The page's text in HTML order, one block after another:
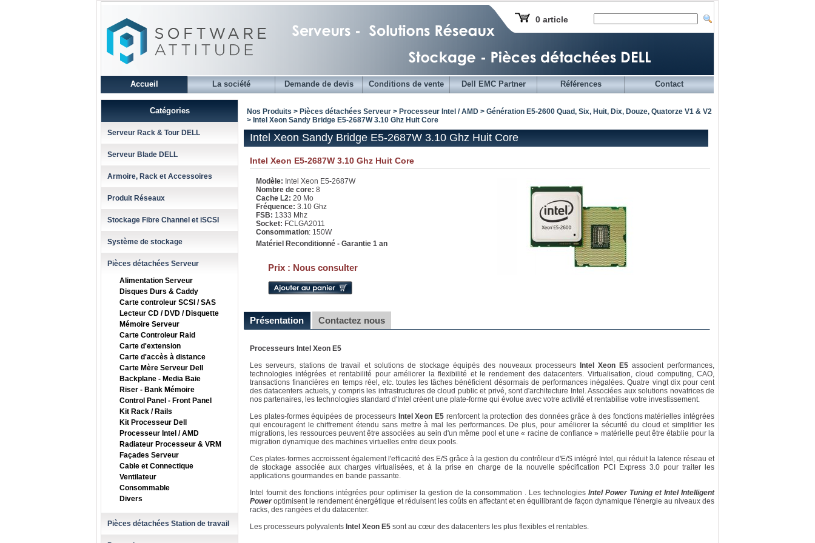
0 article
Accueil La société Demande de devis Conditions de vente Dell EMC Partner Références Contact
Catégories
Serveur Rack & Tour DELL
Serveur Blade DELL
Armoire, Rack et Accessoires
Produit Réseaux
Stockage Fibre Channel et iSCSI
Système de stockage
Pièces détachées Serveur
Alimentation Serveur
Disques Durs & Caddy
Carte controleur SCSI / SAS
Lecteur CD / DVD / Disquette
Mémoire Serveur
Carte Controleur Raid
Carte d'extension
Carte d'accès à distance
Carte Mère Serveur Dell
Backplane - Media Baie
Riser - Bank Mémoire
Control Panel - Front Panel
Kit Rack / Rails
Kit Processeur Dell
Processeur Intel / AMD
Radiateur Processeur & VRM
Façades Serveur
Cable et Connectique
Ventilateur
Consommable
Divers
Pièces détachées Station de travail
Nos Produits > Pièces détachées Serveur > Processeur Intel / AMD > Génération E5-2600 Quad, Six, Huit, Dix, Douze, Quatorze V1 & V2
> Intel Xeon Sandy Bridge E5-2687W 3.10 Ghz Huit Core
Intel Xeon Sandy Bridge E5-2687W 3.10 Ghz Huit Core
Intel Xeon E5-2687W 3.10 Ghz Huit Core
Modèle: Intel Xeon E5-2687W
Nombre de core: 8
Cache L2: 20 Mo
Fréquence: 3.10 Ghz
FSB: 1333 Mhz
Socket: FCLGA2011
Consommation: 150W
Matériel Reconditionné - Garantie 1 an
Prix : Nous consulter
Présentation Contactez nous
Processeurs Intel Xeon E5
Les serveurs, stations de travail et solutions de stockage équipés des nouveaux processeurs
Intel Xeon E5 associent performances,
technologies intégrées et rentabilité pour améliorer la flexibilité et le rendement des datacenters. Virtualisation, cloud computing, CAO,
transactions financières en temps réel, etc. toutes les tâches bénéficient désormais de performances inégalées. Quatre vingt dix pour cent
des datacenters actuels, y compris les infrastructures de cloud public et privé, sont d'architecture Intel. Associées aux solutions novatrices de
nos partenaires, les technologies standard d'Intel créent une plate-forme qui évolue avec votre activité et rentabilise votre investissement.
Les plates-formes équipées de processeursIntel Xeon E5 renforcent la protection des données grâce à des fonctions matérielles intégrées
qui encouragent le chiffrement étendu sans mettre à mal les performances. De plus, pour améliorer la sécurité du cloud et simplifier les
migrations, les ressources peuvent être associées au sein d'un même pool et une « racine de confiance » matérielle peut être établie pour la
migration dynamique des machines virtuelles entre deux pools.
Ces plates-formes accroissent également l'efficacité des E/S grâce à la gestion du contrôleur d'E/S intégré Intel, qui réduit la latence réseau et
de stockage associée aux charges virtualisées, et à la prise en charge de la nouvelle spécification PCI Express 3.0 pour traiter les
applications gourmandes en bande passante.
Intel fournit des fonctions intégrées pour optimiser la gestion de la consommation . Les technologiesIntel Power Tuning et Intel Intelligent
Poweroptimisent le rendement énergétique et réduisent les coûts en affectant et en équilibrant de façon dynamique l'énergie au niveaux des
racks, des rangées et du datacenter.
Les processeurs polyvalents Intel Xeon E5 sont au cœur des datacenters les plus flexibles et rentables.